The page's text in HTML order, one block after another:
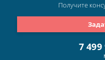
7 499
Получите